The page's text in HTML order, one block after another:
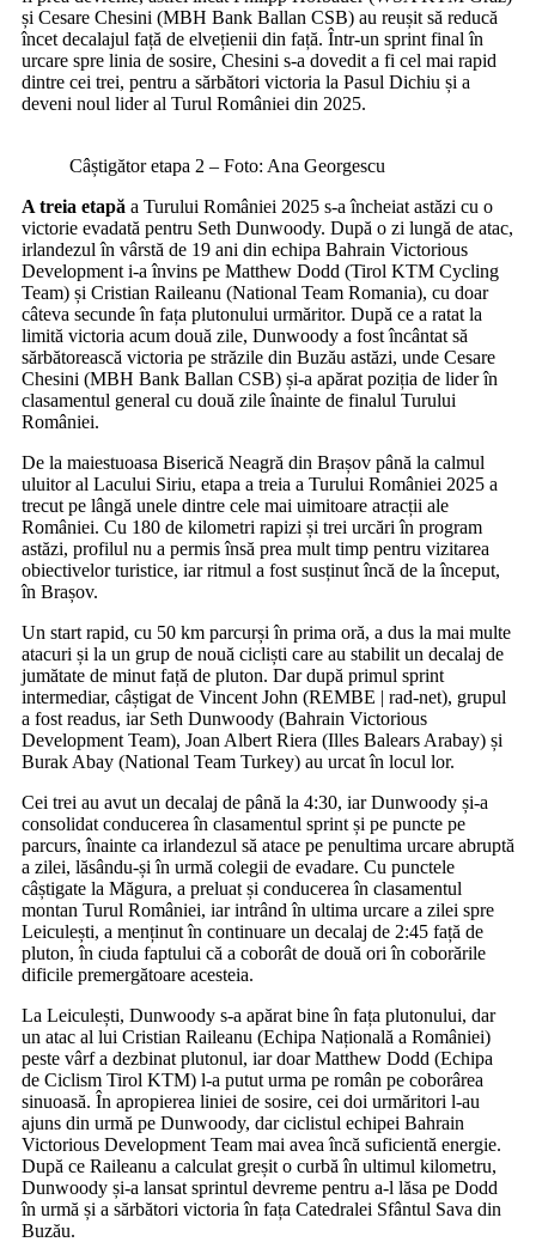
și Cesare Chesini (MBH Bank Ballan CSB) au reușit să reducă
încet decalajul față de elvețienii din față. Într-un sprint final în
urcare spre linia de sosire, Chesini s-a dovedit a fi cel mai rapid
dintre cei trei, pentru a sărbători victoria la Pasul Dichiu și a
deveni noul lider al Turul României din 2025.
Câștigător etapa 2 – Foto: Ana Georgescu
A treia etapă a Turului României 2025 s-a încheiat astăzi cu o
victorie evadată pentru Seth Dunwoody. După o zi lungă de atac,
irlandezul în vârstă de 19 ani din echipa Bahrain Victorious
Development i-a învins pe Matthew Dodd (Tirol KTM Cycling
Team) și Cristian Raileanu (National Team Romania), cu doar
câteva secunde în fața plutonului urmăritor. După ce a ratat la
limită victoria acum două zile, Dunwoody a fost încântat să
sărbătorească victoria pe străzile din Buzău astăzi, unde Cesare
Chesini (MBH Bank Ballan CSB) și-a apărat poziția de lider în
clasamentul general cu două zile înainte de finalul Turului
României.
De la maiestuoasa Biserică Neagră din Brașov până la calmul
uluitor al Lacului Siriu, etapa a treia a Turului României 2025 a
trecut pe lângă unele dintre cele mai uimitoare atracții ale
României. Cu 180 de kilometri rapizi și trei urcări în program
astăzi, profilul nu a permis însă prea mult timp pentru vizitarea
obiectivelor turistice, iar ritmul a fost susținut încă de la început,
în Brașov.
Un start rapid, cu 50 km parcurși în prima oră, a dus la mai multe
atacuri și la un grup de nouă cicliști care au stabilit un decalaj de
jumătate de minut față de pluton. Dar după primul sprint
intermediar, câștigat de Vincent John (REMBE | rad-net), grupul
a fost readus, iar Seth Dunwoody (Bahrain Victorious
Development Team), Joan Albert Riera (Illes Balears Arabay) și
Burak Abay (National Team Turkey) au urcat în locul lor.
Cei trei au avut un decalaj de până la 4:30, iar Dunwoody și-a
consolidat conducerea în clasamentul sprint și pe puncte pe
parcurs, înainte ca irlandezul să atace pe penultima urcare abruptă
a zilei, lăsându-și în urmă colegii de evadare. Cu punctele
câștigate la Măgura, a preluat și conducerea în clasamentul
montan Turul României, iar intrând în ultima urcare a zilei spre
Leiculești, a menținut în continuare un decalaj de 2:45 față de
pluton, în ciuda faptului că a coborât de două ori în coborările
dificile premergătoare acesteia.
La Leiculești, Dunwoody s-a apărat bine în fața plutonului, dar
un atac al lui Cristian Raileanu (Echipa Națională a României)
peste vârf a dezbinat plutonul, iar doar Matthew Dodd (Echipa
de Ciclism Tirol KTM) l-a putut urma pe român pe coborârea
sinuoasă. În apropierea liniei de sosire, cei doi urmăritori l-au
ajuns din urmă pe Dunwoody, dar ciclistul echipei Bahrain
Victorious Development Team mai avea încă suficientă energie.
După ce Raileanu a calculat greșit o curbă în ultimul kilometru,
Dunwoody și-a lansat sprintul devreme pentru a-l lăsa pe Dodd
în urmă și a sărbători victoria în fața Catedralei Sfântul Sava din
Buzău.